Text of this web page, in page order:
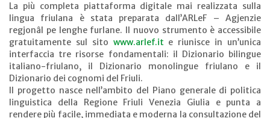
La più completa piattaforma digitale mai realizzata sulla
lingua friulana è stata preparata dall’ARLeF – Agjenzie
regjonâl pe lenghe furlane. Il nuovo strumento è accessibile
gratuitamente sul sito www.arlef.it e riunisce in un’unica
interfaccia tre risorse fondamentali: il Dizionario bilingue
italiano-friulano, il Dizionario monolingue friulano e il
Dizionario dei cognomi del Friuli.
Il progetto nasce nell’ambito del Piano generale di politica
linguistica della Regione Friuli Venezia Giulia e punta a
rendere più facile, immediata e moderna la consultazione del